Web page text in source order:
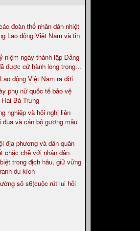
đoàn thể nhân dân nhiệt
Lao động Việt Nam và tin
niệm ngày thành lập Đảng
được cử hành long trọng...
động Việt Nam ra đời
phụ nữ quốc tế bảo vệ
Bà Trưng
nghiệp và hội nghị liên
và cán bộ gương mẫu
địa phương và dân quân
chặc chẽ với nhân dân
trong địch hâu, giữ vững
du kích
sô s6(cuộc rút lui hỗi